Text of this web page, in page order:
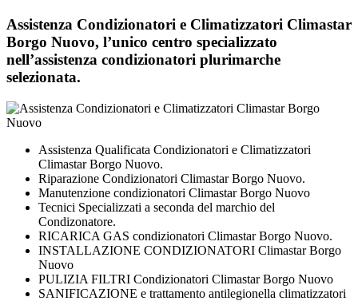
Assistenza Condizionatori e Climatizzatori Climastar
Borgo Nuovo, l’unico centro specializzato
nell’assistenza condizionatori plurimarche
selezionata.
Assistenza Qualificata Condizionatori e Climatizzatori
Climastar Borgo Nuovo.
Riparazione Condizionatori Climastar Borgo Nuovo.
Manutenzione condizionatori Climastar Borgo Nuovo
Tecnici Specializzati a seconda del marchio del
Condizonatore.
RICARICA GAS condizionatori Climastar Borgo Nuovo.
INSTALLAZIONE CONDIZIONATORI Climastar Borgo
Nuovo
PULIZIA FILTRI Condizionatori Climastar Borgo Nuovo
SANIFICAZIONE e trattamento antilegionella climatizzatori